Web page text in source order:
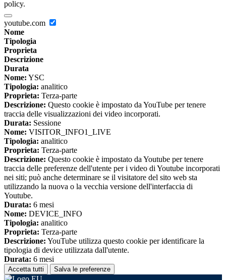
policy.
youtube.com
Nome
Tipologia
Proprieta
Descrizione
Durata
Nome: YSC
Tipologia: analitico
Proprieta: Terza-parte
Descrizione: Questo cookie è impostato da YouTube per tenere
traccia delle visualizzazioni dei video incorporati.
Durata: Sessione
Nome: VISITOR_INFO1_LIVE
Tipologia: analitico
Proprieta: Terza-parte
Descrizione: Questo cookie è impostato da Youtube per tenere
traccia delle preferenze dell'utente per i video di Youtube incorporati
nei siti; può anche determinare se il visitatore del sito web sta
utilizzando la nuova o la vecchia versione dell'interfaccia di
Youtube.
Durata: 6 mesi
Nome: DEVICE_INFO
Tipologia: analitico
Proprieta: Terza-parte
Descrizione: YouTube utilizza questo cookie per identificare la
tipologia di device utilizzata dall'utente.
Durata: 6 mesi
Accetta tutti Salva le preferenze